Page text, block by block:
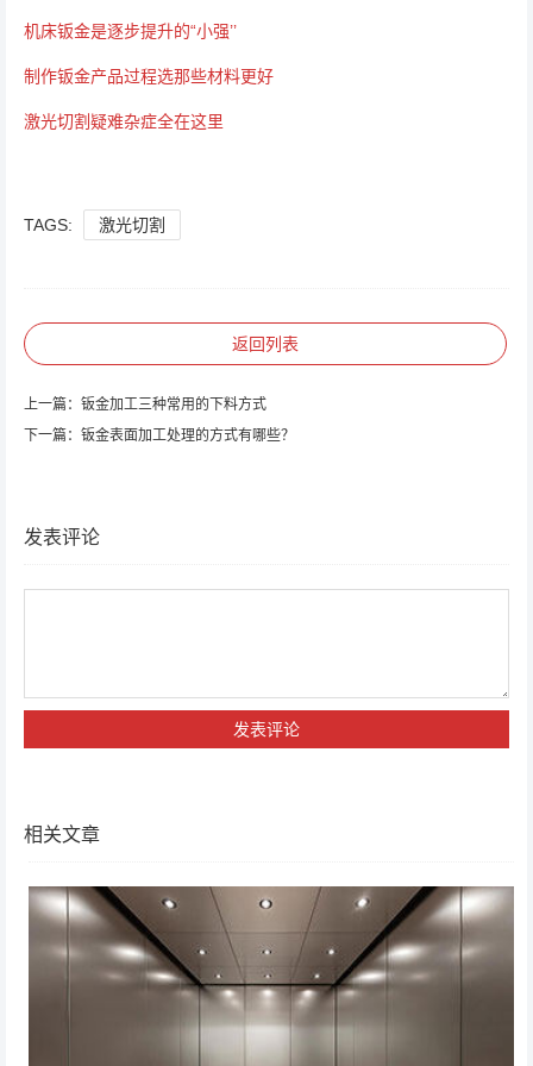
机床钣金是逐步提升的“小强’’
制作钣金产品过程选那些材料更好
激光切割疑难杂症全在这里
TAGS: 激光切割
返回列表
上一篇： 钣金加工三种常用的下料方式
下一篇： 钣金表面加工处理的方式有哪些？
发表评论
相关文章